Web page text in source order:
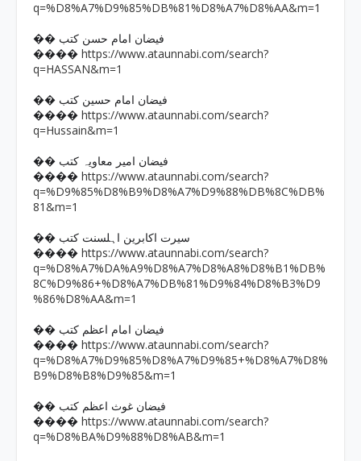
q=%D8%A7%D9%85%DB%81%D8%A7%D8%AA&m=1
�� فیضان امام حسن کتب
���� https://www.ataunnabi.com/search?
q=HASSAN&m=1
�� فیضان امام حسین کتب
���� https://www.ataunnabi.com/search?
q=Hussain&m=1
�� فیضان امیر معاویہ کتب
���� https://www.ataunnabi.com/search?
q=%D9%85%D8%B9%D8%A7%D9%88%DB%8C%DB%
81&m=1
�� سیرت اکابرین اہلسنت کتب
���� https://www.ataunnabi.com/search?
q=%D8%A7%DA%A9%D8%A7%D8%A8%D8%B1%DB%
8C%D9%86+%D8%A7%DB%81%D9%84%D8%B3%D9
%86%D8%AA&m=1
�� فیضان امام اعظم کتب
���� https://www.ataunnabi.com/search?
q=%D8%A7%D9%85%D8%A7%D9%85+%D8%A7%D8%
B9%D8%B8%D9%85&m=1
�� فیضان غوث اعظم کتب
���� https://www.ataunnabi.com/search?
q=%D8%BA%D9%88%D8%AB&m=1